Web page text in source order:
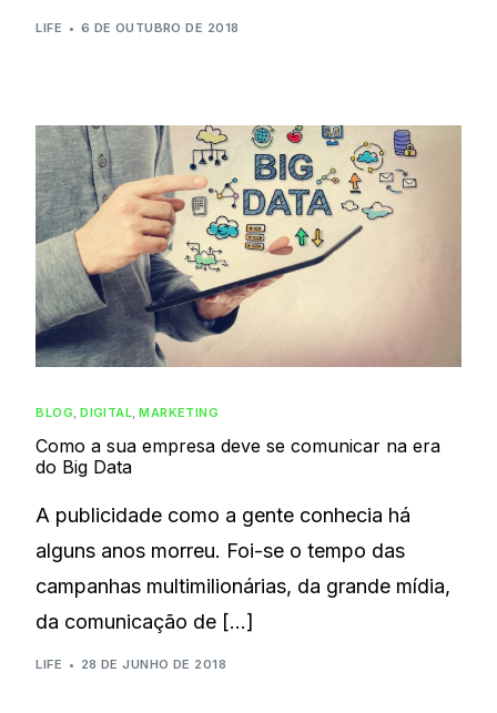
LIFE 6 DE OUTUBRO DE 2018
BLOG,DIGITAL,MARKETING
Como a sua empresa deve se comunicar na era
do Big Data
A publicidade como a gente conhecia há
alguns anos morreu. Foi-se o tempo das
campanhas multimilionárias, da grande mídia,
da comunicação de […]
LIFE 28 DE JUNHO DE 2018